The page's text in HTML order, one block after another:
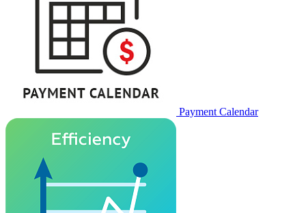
Payment Calendar